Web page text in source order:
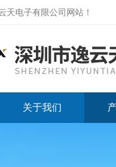
天电子有限公司网站 ！
关于我们